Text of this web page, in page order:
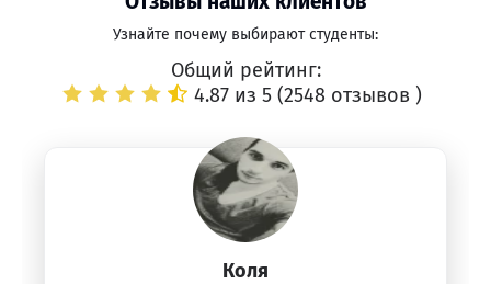
Узнайте почему выбирают студенты:
Общий рейтинг:
4.87 из 5 (2548 отзывов )
Коля